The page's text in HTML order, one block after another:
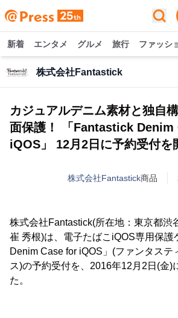
新着 エンタメ グルメ 旅行 ファッシ
株式会社Fantastick
カジュアルデニム素材と独自
面保護！ 「Fantastick Denim
iQOS」 12月2日に予約受付を
株式会社Fantastick商品
株式会社Fantastick(所在地：東京都渋
崔 秀根)は、電子たばこiQOS専用保護
Denim Case for iQOS」(ファンタステ
ス)の予約受付を、2016年12月2日(金)
た。